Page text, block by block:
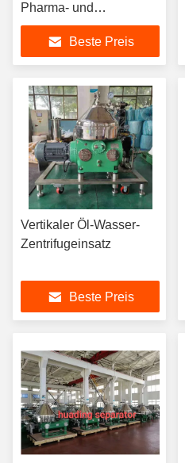
Pharma- und
Pflanzenölindustrie
Beste Preis
Vertikaler Öl-Wasser-
Zentrifugeinsatz
Beste Preis